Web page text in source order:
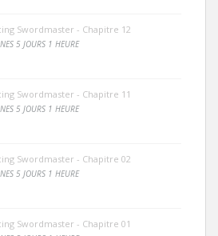
Swordmaster - Chapitre 12
5 JOURS 1 HEURE
Swordmaster - Chapitre 11
5 JOURS 1 HEURE
Swordmaster - Chapitre 02
5 JOURS 1 HEURE
Swordmaster - Chapitre 01